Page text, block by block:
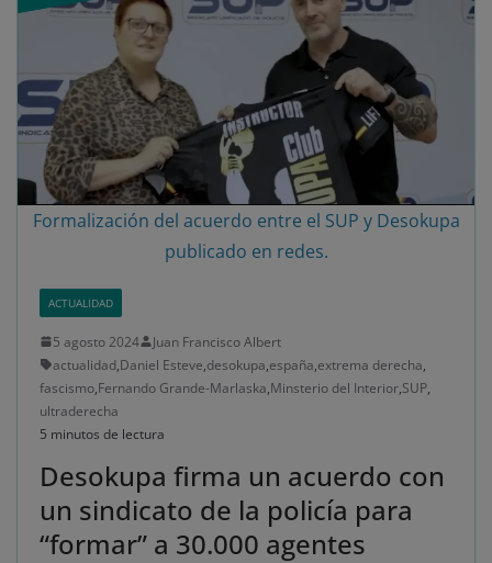
Formalización del acuerdo entre el SUP y Desokupa
publicado en redes.
ACTUALIDAD
5 agosto 2024
Juan Francisco Albert
actualidad,Daniel Esteve,desokupa,españa,extrema derecha,
fascismo,Fernando Grande-Marlaska,Minsterio del Interior,SUP,
ultraderecha
5 minutos de lectura
Desokupa firma un acuerdo con
un sindicato de la policía para
“formar” a 30.000 agentes